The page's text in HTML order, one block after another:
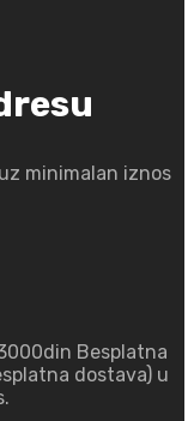
minimalan iznos
Besplatna
dostava) u